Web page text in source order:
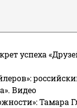
успеха
Видео
Тамара